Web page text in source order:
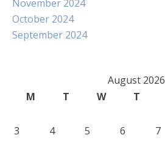
November 2024
October 2024
September 2024
August 2026
M
T W T
3
4 5 6 7